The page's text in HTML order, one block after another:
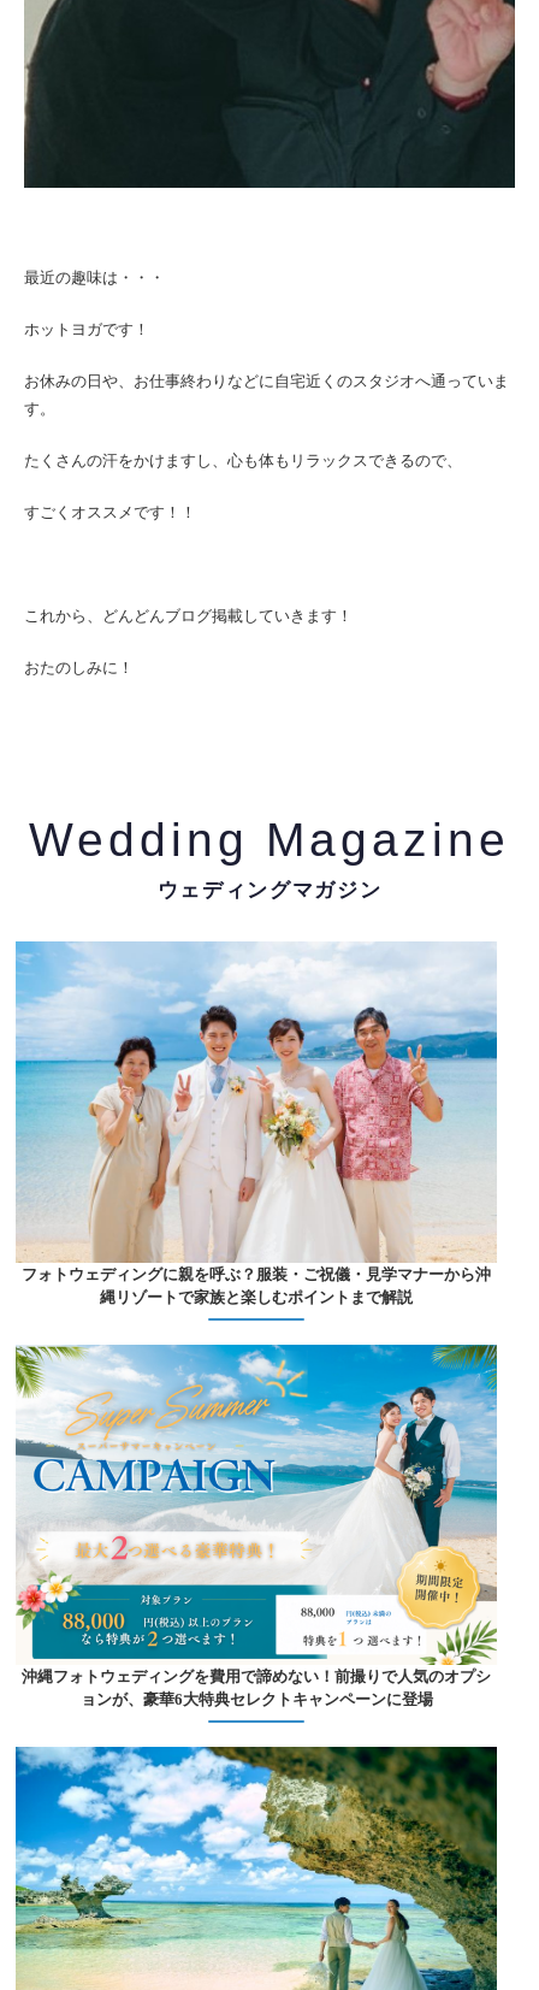
最近の趣味は・・・
ホットヨガです！
お休みの日や、お仕事終わりなどに自宅近くのスタジオへ通っていま
す。
たくさんの汗をかけますし、心も体もリラックスできるので、
すごくオススメです！！
これから、どんどんブログ掲載していきます！
おたのしみに！
Wedding Magazine
ウェディングマガジン
フォトウェディングに親を呼ぶ？服装・ご祝儀・見学マナーから沖
縄リゾートで家族と楽しむポイントまで解説
沖縄フォトウェディングを費用で諦めない！前撮りで人気のオプシ
ョンが、豪華6大特典セレクトキャンペーンに登場